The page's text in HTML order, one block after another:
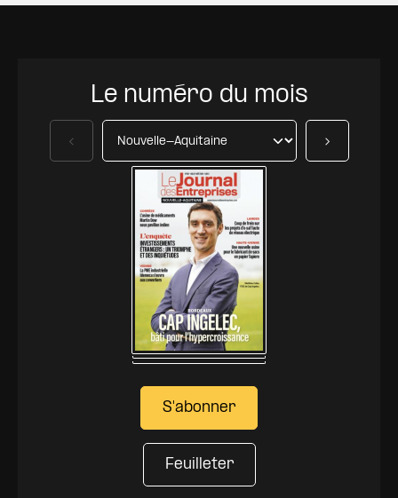
Le numéro du mois
S'abonner
Feuilleter
Précédent Suivant